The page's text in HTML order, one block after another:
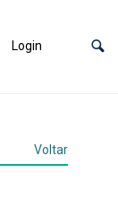
Login
Voltar